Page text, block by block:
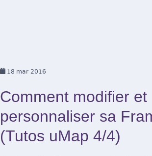
18 mar 2016
Comment modifier et
personnaliser sa
(Tutos uMap 4/4)